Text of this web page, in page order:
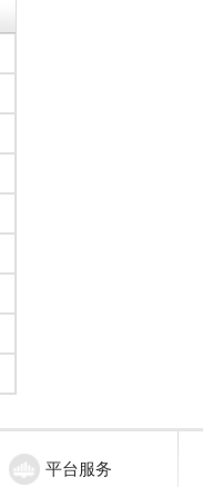
平台服务